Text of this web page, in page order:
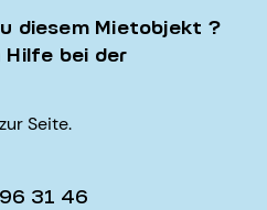
diesem Mietobjekt ?
Hilfe bei der
Seite.
31 46